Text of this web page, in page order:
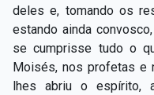
deles e, tomando os
estando ainda
se cumprisse tudo o
Moisés, nos profetas e
lhes abriu o espírito,